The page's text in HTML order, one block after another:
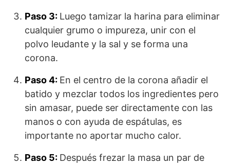
Paso 3: Luego tamizar la harina para eliminar
cualquier grumo o impureza, unir con el
polvo leudante y la sal y se forma una
corona.
Paso 4: En el centro de la corona añadir el
batido y mezclar todos los ingredientes pero
sin amasar, puede ser directamente con las
manos o con ayuda de espátulas, es
importante no aportar mucho calor.
Paso 5: Después frezar la masa un par de